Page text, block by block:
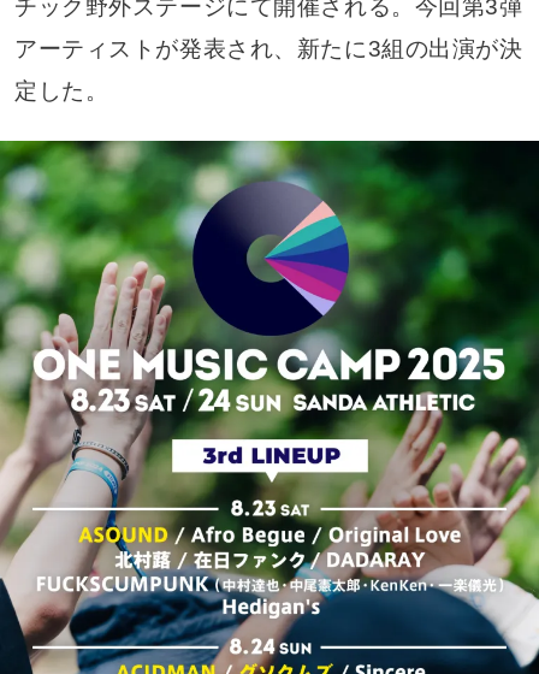
チック野外ステージにて開催される。今回第3弾
アーティストが発表され、新たに3組の出演が決
定した。